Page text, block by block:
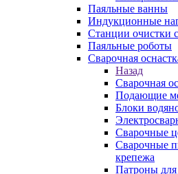
Паяльные ванны
Индукционные
Станции очистки
Паяльные роботы
Сварочная
Назад
Сварочная
Подающие
Блоки
Сварочные
Сварочные
крепежа
Патроны